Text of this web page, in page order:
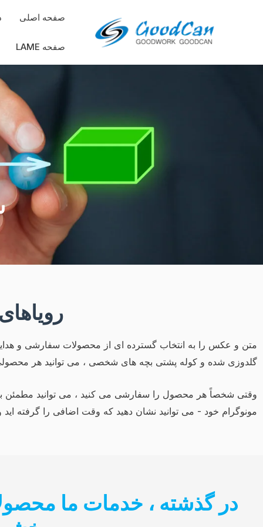
صفحه اصلی
صفحه LAME
متن و عکس را به انتخاب گسترده ای از محصولات سفارشی و
گلدوزی شده و کوله پشتی بچه های شخصی ، می توانید هر
وقتی شخصاً هر محصول را سفارشی می کنید ، می توانید مطمئن
مونوگرام خود - می توانید نشان دهید که وقت اضافی را گرفته